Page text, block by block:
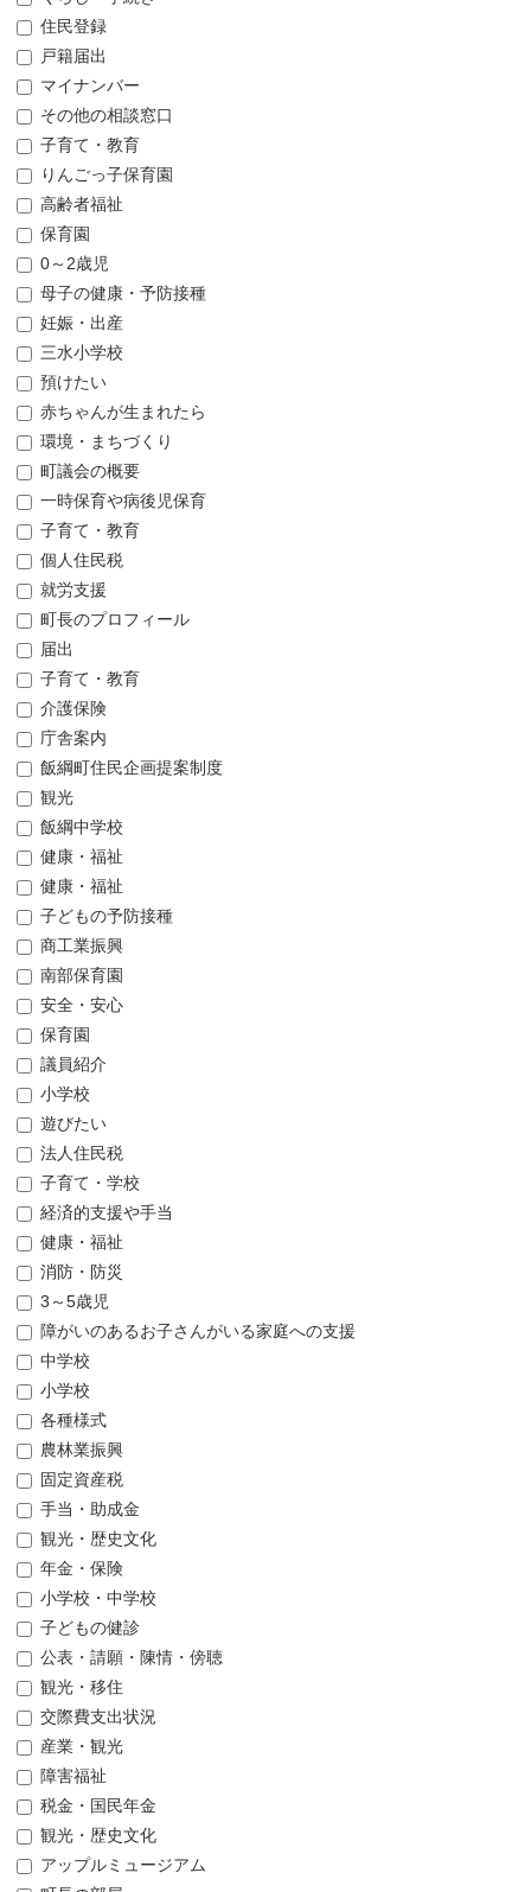
住民登録
戸籍届出
マイナンバー
その他の相談窓口
子育て・教育
りんごっ子保育園
高齢者福祉
保育園
0～2歳児
母子の健康・予防接種
妊娠・出産
三水小学校
預けたい
赤ちゃんが生まれたら
環境・まちづくり
町議会の概要
一時保育や病後児保育
子育て・教育
個人住民税
就労支援
町長のプロフィール
届出
子育て・教育
介護保険
庁舎案内
飯綱町住民企画提案制度
観光
飯綱中学校
健康・福祉
健康・福祉
子どもの予防接種
商工業振興
南部保育園
安全・安心
保育園
議員紹介
小学校
遊びたい
法人住民税
子育て・学校
経済的支援や手当
健康・福祉
消防・防災
3～5歳児
障がいのあるお子さんがいる家庭への支援
中学校
小学校
各種様式
農林業振興
固定資産税
手当・助成金
観光・歴史文化
年金・保険
小学校・中学校
子どもの健診
公表・請願・陳情・傍聴
観光・移住
交際費支出状況
産業・観光
障害福祉
税金・国民年金
観光・歴史文化
アップルミュージアム